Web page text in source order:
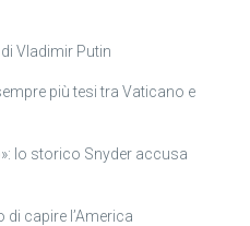
Vladimir Putin
più tesi tra Vaticano e
lo storico Snyder accusa
di capire l’America